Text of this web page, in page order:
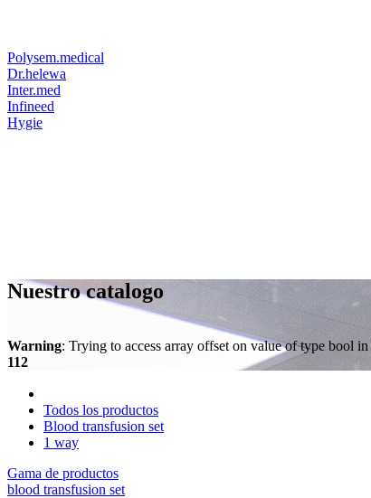
Polysem.medical
Dr.helewa
Inter.med
Infineed
Hygie
Nuestro catalogo
Warning: Trying to access array offset on value of type bool in
112
Todos los productos
Blood transfusion set
1 way
Gama de productos
blood transfusion set